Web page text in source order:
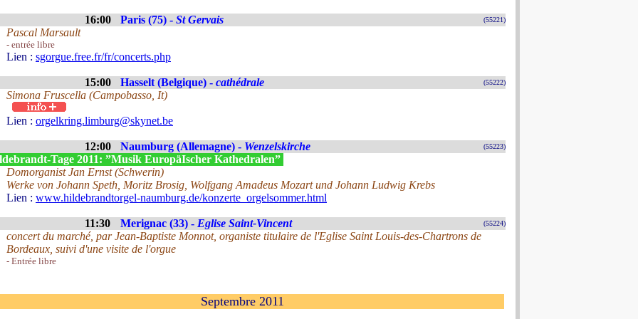
16:00 Paris (75) - St Gervais (55221)
Pascal Marsault
- entrée libre
Lien : sgorgue.free.fr/fr/concerts.php
15:00 Hasselt (Belgique) - cathédrale (55222)
Simona Fruscella (Campobasso, It)
Lien : orgelkring.limburg@skynet.be
12:00 Naumburg (Allemagne) - Wenzelskirche (55223)
Tage 2011: ”Musik EuropäIscher Kathedralen”
Domorganist Jan Ernst (Schwerin)
Werke von Johann Speth, Moritz Brosig, Wolfgang Amadeus Mozart und Johann Ludwig Krebs
Lien : www.hildebrandtorgel-naumburg.de/konzerte_orgelsommer.html
11:30 Merignac (33) - Eglise Saint-Vincent (55224)
concert du marché, par Jean-Baptiste Monnot, organiste titulaire de l'Eglise Saint Louis-des-Chartrons de
Bordeaux, suivi d'une visite de l'orgue
- Entrée libre
Septembre 2011